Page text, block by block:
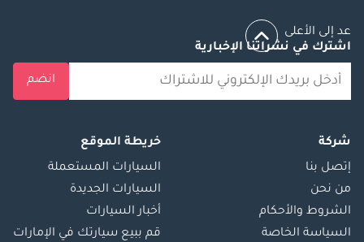
عد إلى الأعلى
اشترك في نشراتنا الإخبارية
انضم
شركة
إتصل بنا
من نحن
الشروط والأحكام
السياسة الخاصة
خريطة الموقع
السيارات المستعملة
السيارات الجديدة
أخبار السيارات
قم ببيع سيارتك في الإمارات